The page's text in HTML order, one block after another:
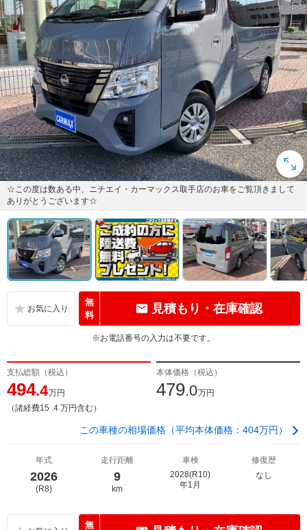
☆この度は数ある中、ニチエイ・カーマックス取手店のお車をご覧頂きまして
ありがとうございます☆
無
料
見積もり・在庫確認
※お電話番号の入力は不要です。
支払総額（税込）
494.4万円
（諸経費15 .4 万円含む）
本体価格（税込）
479.0万円
この車種の相場価格（平均本体価格：404万円）
年式
2026
(R8)
走行距離
9
km
車検
2028(R10)
年1月
修復歴
なし
無